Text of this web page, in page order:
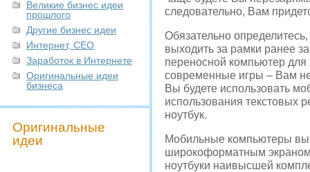
Великие бизнес идеи
прошлого
Другие бизнес идеи
Интернет, СЕО
Заработок в Интернете
Оригинальные идеи
бизнеса
Оригинальные
идеи
следовательно, Вам
Обязательно
выходить за рамки ранее
переносной компьютер
современные игры – Вам
Вы будете использовать
использования текстовых
ноутбук.
Мобильные компьютеры
широкоформатным
ноутбуки наивысшей